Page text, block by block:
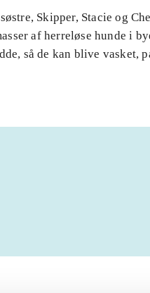
Skipper, Stacie og
af herreløse hunde i
så de kan blive vasket,